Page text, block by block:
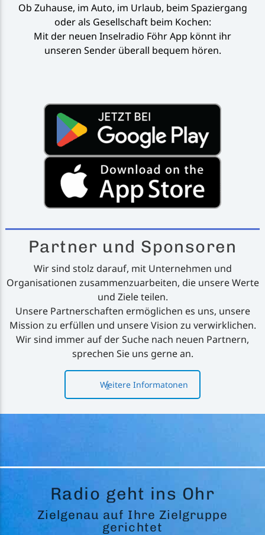
Ob Zuhause, im Auto, im Urlaub, beim Spaziergang
oder als Gesellschaft beim Kochen:
Mit der neuen Inselradio Föhr App könnt ihr
unseren Sender überall bequem hören.
Partner und Sponsoren
Wir sind stolz darauf, mit Unternehmen und
Organisationen zusammenzuarbeiten, die unsere Werte
und Ziele teilen.
Unsere Partnerschaften ermöglichen es uns, unsere
Mission zu erfüllen und unsere Vision zu verwirklichen.
Wir sind immer auf der Suche nach neuen Partnern,
sprechen Sie uns gerne an.
Weitere Informatonen
Radio geht ins Ohr
Zielgenau auf Ihre Zielgruppe
gerichtet